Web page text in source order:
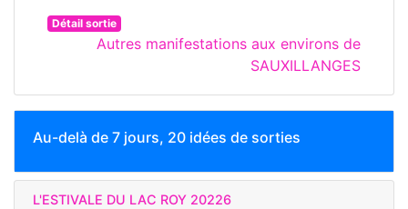
Détail sortie
Autres manifestations aux environs de
SAUXILLANGES
Au-delà de 7 jours, 20 idées de sorties
L'ESTIVALE DU LAC ROY 20226